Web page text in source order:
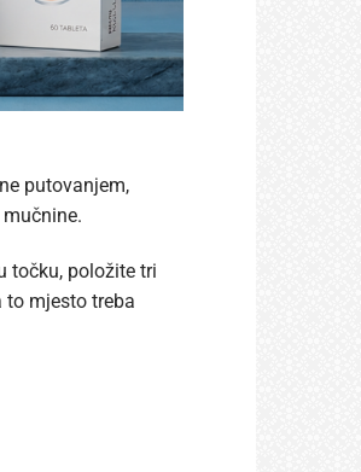
putovanjem,
točku, položite tri
to mjesto treba